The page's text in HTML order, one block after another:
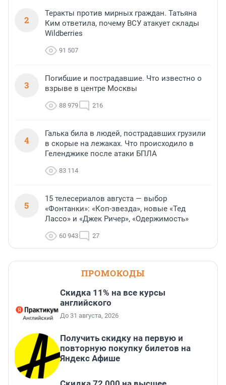
2
Теракты против мирных граждан. Татьяна
Ким ответила, почему ВСУ атакует склады
Wildberries
91 507
3
Погибшие и пострадавшие. Что известно о
взрыве в центре Москвы
88 979 216
4
Галька била в людей, пострадавших грузили
в скорые на лежаках. Что происходило в
Геленджике после атаки БПЛА
83 114
5
15 телесериалов августа — выбор
«Фонтанки»: «Коп-звезда», новые «Тед
Лассо» и «Джек Ричер», «Одержимость»
60 943 27
ПРОМОКОДЫ
Скидка 11% на все курсы
английского
До 31 августа, 2026
Получить скидку на первую и
повторную покупку билетов на
Яндекс Афише